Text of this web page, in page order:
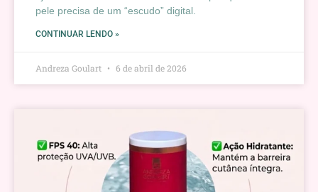
pele precisa de um “escudo” digital.
CONTINUAR LENDO »
Andreza Goulart 6 de abril de 2026